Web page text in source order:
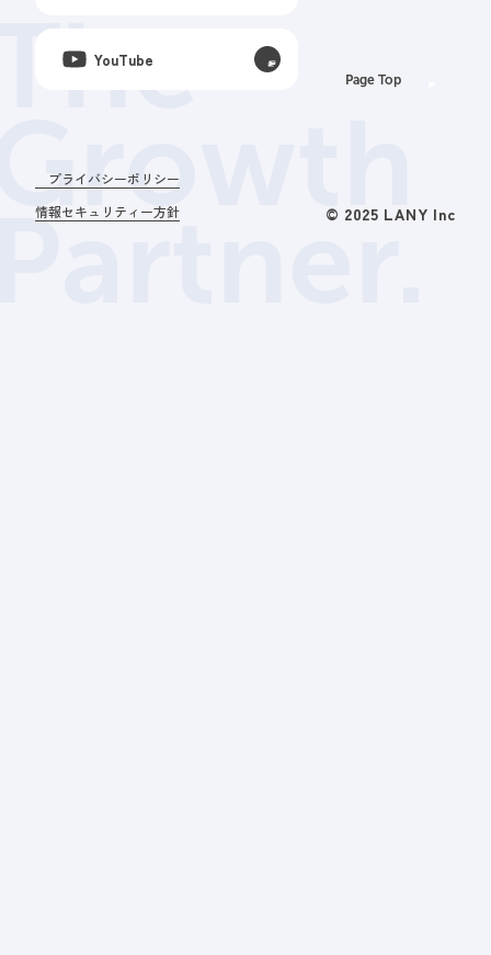
プライバシーポリシー
情報セキュリティー方針
© 2025 LANY Inc
YouTube
Page Top